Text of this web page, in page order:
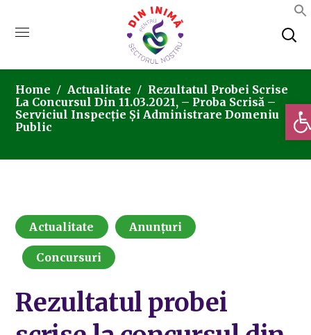
Home Actualitate
Rezultatul Probei Scrise
La Concursul Din 11.03.2021, – Proba Scrisă –
Serviciul Inspecție Și Administrare Domeniu
Public
Actualitate Anunțuri
Concursuri
Rezultatul probei